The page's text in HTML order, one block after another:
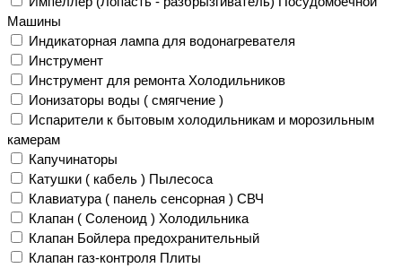
Машины
Индикаторная лампа для водонагревателя
Инструмент
Инструмент для ремонта Холодильников
Ионизаторы воды ( смягчение )
Испарители к бытовым холодильникам и морозильным
камерам
Капучинаторы
Катушки ( кабель ) Пылесоса
Клавиатура ( панель сенсорная ) СВЧ
Клапан ( Соленоид ) Холодильника
Клапан Бойлера предохранительный
Клапан газ-контроля Плиты